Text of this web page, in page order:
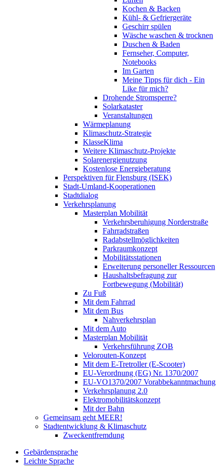
Kochen & Backen
Kühl- & Gefriergeräte
Geschirr spülen
Wäsche waschen & trocknen
Duschen & Baden
Fernseher, Computer,
Notebooks
Im Garten
Meine Tipps für dich - Ein
Like für mich?
Drohende Stromsperre?
Solarkataster
Veranstaltungen
Wärmeplanung
Klimaschutz-Strategie
KlasseKlima
Weitere Klimaschutz-Projekte
Solarenergienutzung
Kostenlose Energieberatung
Perspektiven für Flensburg (ISEK)
Stadt-Umland-Kooperationen
Stadtdialog
Verkehrsplanung
Masterplan Mobilität
Verkehrsberuhigung Norderstraße
Fahrradstraßen
Radabstellmöglichkeiten
Parkraumkonzept
Mobilitätsstationen
Erweiterung personeller Ressourcen
Haushaltsbefragung zur
Fortbewegung (Mobilität)
Zu Fuß
Mit dem Fahrrad
Mit dem Bus
Nahverkehrsplan
Mit dem Auto
Masterplan Mobilität
Verkehrsführung ZOB
Velorouten-Konzept
Mit dem E-Tretroller (E-Scooter)
EU-Verordnung (EG) Nr. 1370/2007
EU-VO1370/2007 Vorabbekanntmachung
Verkehrsplanung 2.0
Elektromobilitätskonzept
Mit der Bahn
Gemeinsam geht MEER!
Stadtentwicklung & Klimaschutz
Zweckentfremdung
Gebärdensprache
Leichte Sprache